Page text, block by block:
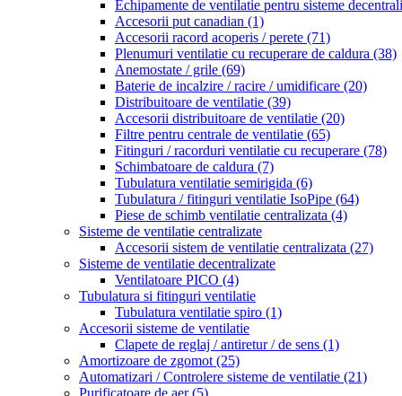
Echipamente de ventilatie pentru sisteme
Accesorii put canadian (1)
Accesorii racord acoperis / perete (71)
Plenumuri ventilatie cu recuperare de caldura (38)
Anemostate / grile (69)
Baterie de incalzire / racire / umidificare (20)
Distribuitoare de ventilatie (39)
Accesorii distribuitoare de ventilatie (20)
Filtre pentru centrale de ventilatie (65)
Fitinguri / racorduri ventilatie cu recuperare (78)
Schimbatoare de caldura (7)
Tubulatura ventilatie semirigida (6)
Tubulatura / fitinguri ventilatie IsoPipe (64)
Piese de schimb ventilatie centralizata (4)
Sisteme de ventilatie centralizate
Accesorii sistem de ventilatie centralizata (27)
Sisteme de ventilatie decentralizate
Ventilatoare PICO (4)
Tubulatura si fitinguri ventilatie
Tubulatura ventilatie spiro (1)
Accesorii sisteme de ventilatie
Clapete de reglaj / antiretur / de sens (1)
Amortizoare de zgomot (25)
Automatizari / Controlere sisteme de ventilatie (21)
Purificatoare de aer(5)